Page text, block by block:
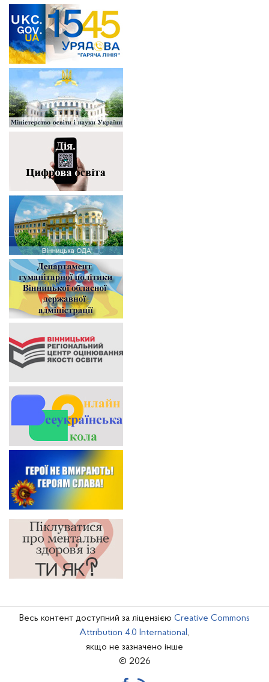
Весь контент доступний за ліцензією Creative Commons
Attribution 4.0 International,
якщо не зазначено інше
© 2026